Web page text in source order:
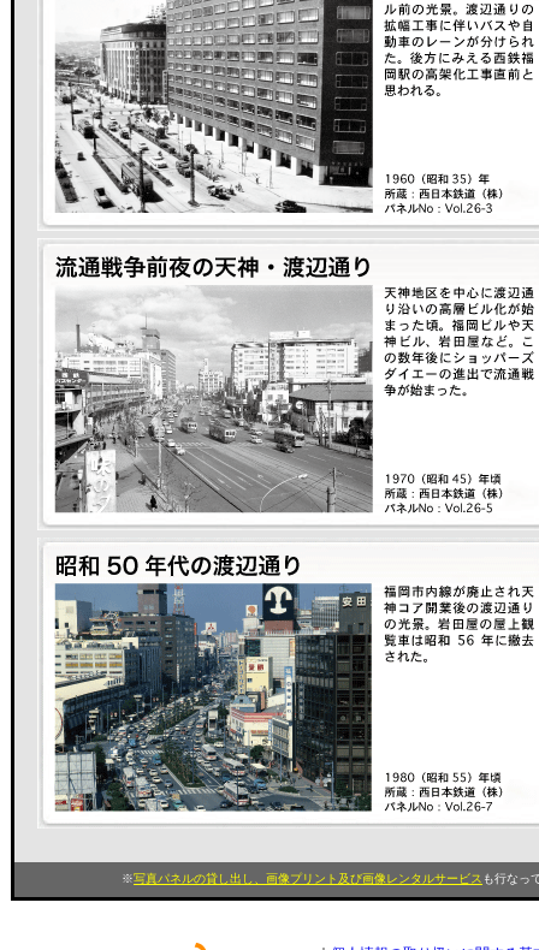
※写真パネルの貸し出し、画像プリント及び画像レンタルサービス も行なっ